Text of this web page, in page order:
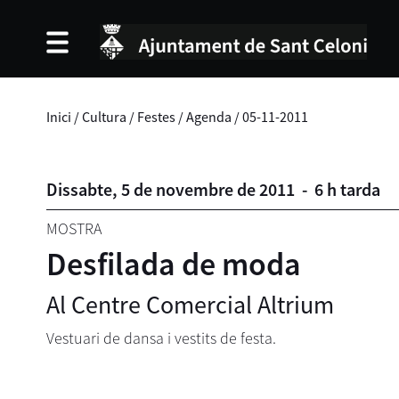
Inici /Cultura / Festes /Agenda /05-11-2011
Dissabte, 5 de novembre de2011 - 6 h tarda
MOSTRA
Desfilada de moda
Al Centre Comercial Altrium
Vestuari de dansa i vestits de festa.